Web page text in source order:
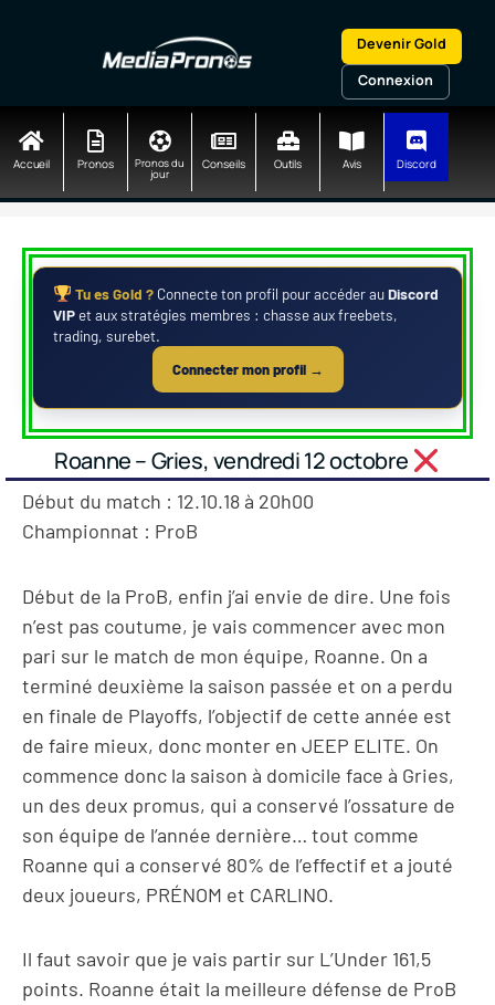
Devenir Gold
Connexion
Accueil Pronos Pronos du
jour
Conseils Outils Avis Discord
Tu es Gold ? Connecte ton profil pour accéder auDiscord
VIPet aux stratégies membres : chasse aux freebets,
trading, surebet.
Connecter mon profil →
Roanne – Gries, vendredi 12 octobre
Début du match : 12.10.18 à 20h00
Championnat : ProB
Début de la ProB, enfin j’ai envie de dire. Une fois
n’est pas coutume, je vais commencer avec mon
pari sur le match de mon équipe, Roanne. On a
terminé deuxième la saison passée et on a perdu
en finale de Playoffs, l’objectif de cette année est
de faire mieux, donc monter en JEEP ELITE. On
commence donc la saison à domicile face à Gries,
un des deux promus, qui a conservé l’ossature de
son équipe de l’année dernière… tout comme
Roanne qui a conservé 80% de l’effectif et a jouté
deux joueurs, PRÉNOM et CARLINO.
Il faut savoir que je vais partir sur L’Under 161,5
points. Roanne était la meilleure défense de ProB